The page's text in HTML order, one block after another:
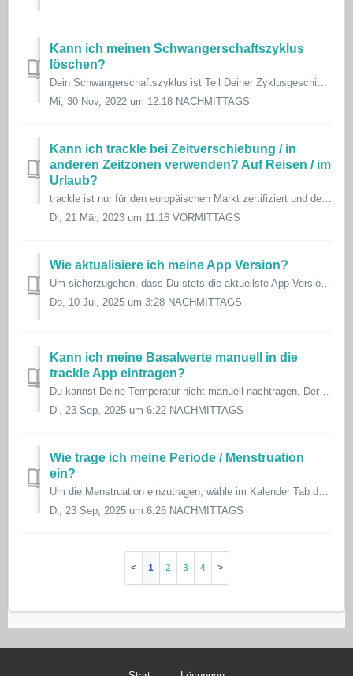
Kann ich meinen Schwangerschaftszyklus
löschen?
Dein Schwangerschaftszyklus ist Teil Deiner Zyklusgeschichte und deswegen dürfen wir Deine Daten nicht manipulieren. Würden wir Zyklusdaten aus Deinem Schwa...
Mi, 30 Nov, 2022 um 12:18 NACHMITTAGS
Kann ich trackle bei Zeitverschiebung / in
anderen Zeitzonen verwenden? Auf Reisen / im
Urlaub?
trackle ist nur für den europäischen Markt zertifiziert und deshalb werden andere Zeitzonen noch nicht extra in unserem System berücksichtigt. Sofern D...
Di, 21 Mär, 2023 um 11:16 VORMITTAGS
Wie aktualisiere ich meine App Version?
Um sicherzugehen, dass Du stets die aktuellste App Version installiert hast, aktualisiere sie im App Store. Android: https://play.google.com/ iOS: htt...
Do, 10 Jul, 2025 um 3:28 NACHMITTAGS
Kann ich meine Basalwerte manuell in die
trackle App eintragen?
Du kannst Deine Temperatur nicht manuell nachtragen. Der Grund dafür ist, dass Du mit einem normalen Thermometer immer die Aufwachtemperatur misst und nicht...
Di, 23 Sep, 2025 um 6:22 NACHMITTAGS
Wie trage ich meine Periode / Menstruation
ein?
Um die Menstruation einzutragen, wähle im Kalender Tab der App den entsprechenden Tag aus, an dem Du die Blutung eintragen möchtest, und tippe auf das Edit-...
Di, 23 Sep, 2025 um 6:26 NACHMITTAGS
1 2 3 4